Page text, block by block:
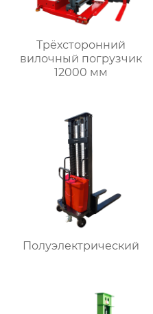
Трёхсторонний
вилочный погрузчик
12000 мм
Полуэлектрический